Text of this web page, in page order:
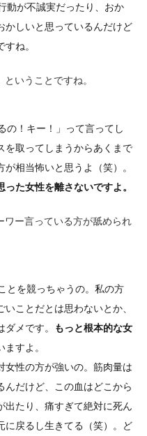
動が不誠実だったり、おか
かしいと思っているんだけど
ね。
いうことですね。
の！キー！」って言ってし
を取ってしまうからあくまで
相当怖いと思うよ（笑）。
た女性を離さないですよ。
ー言っている方が舐められ
とを競っちゃうの。私の方
ことだとは思わないとか、
メです。
もっと根本的な女
ますよ。
女性の方が強いの。筋肉量は
んだけど、この血はどこから
出たり、痛すぎて絶対に死ん
に戻るし生きてる（笑）。ど